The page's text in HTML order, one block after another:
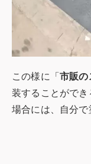
この様に「 市販の
装することがで
場合には、自分で